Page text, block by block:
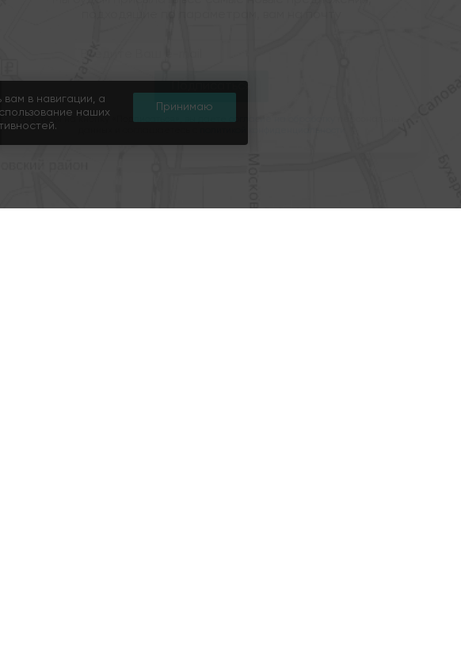
в навигации, а
наших
Принимаю
Нажимая на кнопку «Подписаться», вы даете согласие на обработку